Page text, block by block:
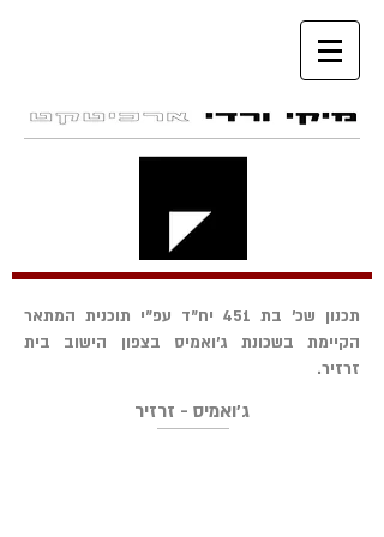
תכנון שכ' בת 451 יח"ד עפ"י תוכנית המתאר
הקיימת בשכונת ג'ואמיס בצפון הישוב בית
זרזיר.
ג'ואמיס - זרזיר